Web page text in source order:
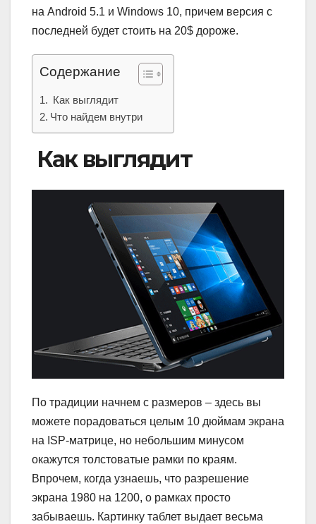
на Android 5.1 и Windows 10, причем версия с
последней будет стоить на 20$ дороже.
Содержание
Как выглядит
Что найдем внутри
Как выглядит
По традиции начнем с размеров – здесь вы
можете порадоваться целым 10 дюймам экрана
на ISP-матрице, но небольшим минусом
окажутся толстоватые рамки по краям.
Впрочем, когда узнаешь, что разрешение
экрана 1980 на 1200, о рамках просто
забываешь. Картинку таблет выдает весьма